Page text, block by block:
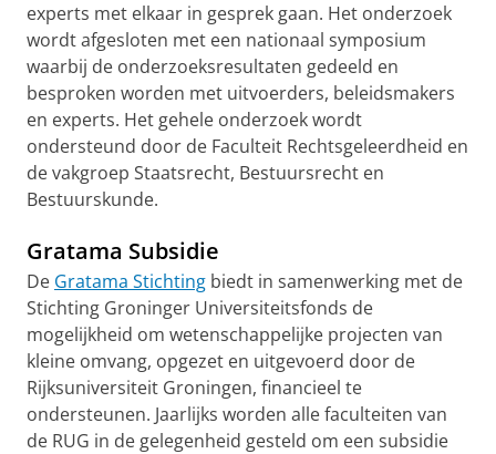
experts met elkaar in gesprek gaan. Het onderzoek
wordt afgesloten met een nationaal symposium
waarbij de onderzoeksresultaten gedeeld en
besproken worden met uitvoerders, beleidsmakers
en experts. Het gehele onderzoek wordt
ondersteund door de Faculteit Rechtsgeleerdheid en
de vakgroep Staatsrecht, Bestuursrecht en
Bestuurskunde.
Gratama Subsidie
De Gratama Stichting biedt in samenwerking met de
Stichting Groninger Universiteitsfonds de
mogelijkheid om wetenschappelijke projecten van
kleine omvang, opgezet en uitgevoerd door de
Rijksuniversiteit Groningen, financieel te
ondersteunen. Jaarlijks worden alle faculteiten van
de RUG in de gelegenheid gesteld om een subsidie